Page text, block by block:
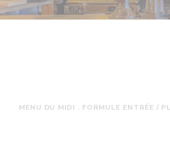
MENU DU MIDI . FORMULE ENTRÉE /